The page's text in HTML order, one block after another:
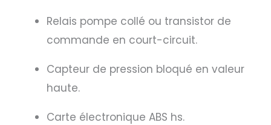
Relais pompe collé ou transistor de
commande en court-circuit.
Capteur de pression bloqué en valeur
haute.
Carte électronique ABS hs.